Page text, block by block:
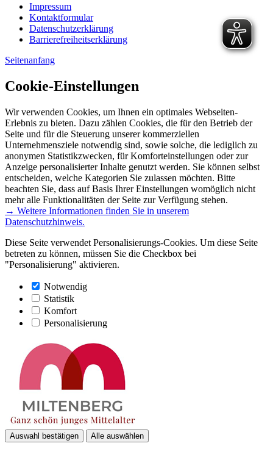
Impressum
Kontaktformular
Datenschutzerklärung
Barrierefreiheitserklärung
Seitenanfang
Cookie-Einstellungen
Wir verwenden Cookies, um Ihnen ein optimales Webseiten-
Erlebnis zu bieten. Dazu zählen Cookies, die für den Betrieb der
Seite und für die Steuerung unserer kommerziellen
Unternehmensziele notwendig sind, sowie solche, die lediglich zu
anonymen Statistikzwecken, für Komforteinstellungen oder zur
Anzeige personalisierter Inhalte genutzt werden. Sie können selbst
entscheiden, welche Kategorien Sie zulassen möchten. Bitte
beachten Sie, dass auf Basis Ihrer Einstellungen womöglich nicht
mehr alle Funktionalitäten der Seite zur Verfügung stehen.
→ Weitere Informationen finden Sie in unserem
Datenschutzhinweis.
Diese Seite verwendet Personalisierungs-Cookies. Um diese Seite
betreten zu können, müssen Sie die Checkbox bei
"Personalisierung" aktivieren.
Notwendig
Statistik
Komfort
Personalisierung
Auswahl bestätigen Alle auswählen